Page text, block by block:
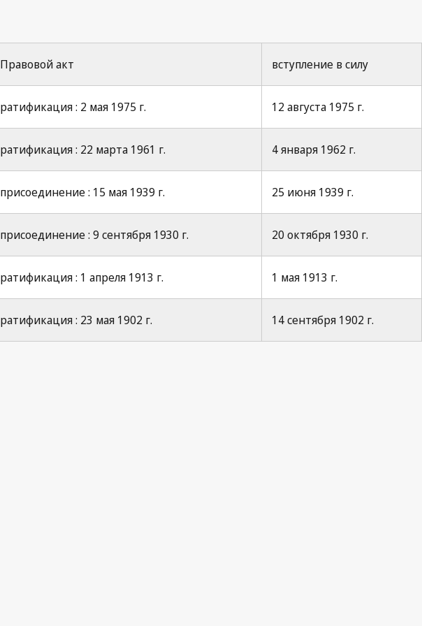
Правовой акт вступление в силу
ратификация : 2 мая 1975 г. 12 августа 1975 г.
ратификация : 22 марта 1961 г. 4 января 1962 г.
присоединение : 15 мая 1939 г. 25 июня 1939 г.
присоединение : 9 сентября 1930 г. 20 октября 1930 г.
ратификация : 1 апреля 1913 г. 1 мая 1913 г.
ратификация : 23 мая 1902 г. 14 сентября 1902 г.